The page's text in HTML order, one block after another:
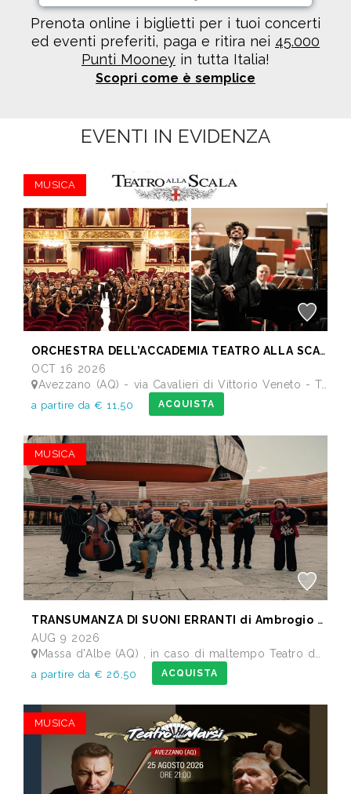
Prenota online i biglietti per i tuoi concerti
ed eventi preferiti, paga e ritira nei 45.000
Punti Mooney in tutta Italia!
Scopri come è semplice
EVENTI IN EVIDENZA
MUSICA
ORCHESTRA DELL’ACCADEMIA TEATRO ALLA SCALA di Milano
OCT 16 2026
Avezzano (AQ) - via Cavalieri di Vittorio Veneto - Teatro dei Marsi
a partire da € 11,50 ACQUISTA
MUSICA
TRANSUMANZA DI SUONI ERRANTI di Ambrogio Sparagna
AUG 9 2026
Massa d'Albe (AQ) , in caso di maltempo Teatro dei Marsi Avezzano AQ - Anfiteatro Romano di Alba Fucens
a partire da € 26,50 ACQUISTA
MUSICA